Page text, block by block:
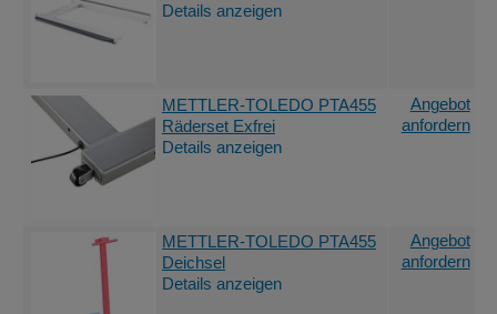
Details anzeigen
METTLER-TOLEDO PTA455
Räderset Exfrei
Details anzeigen
Angebot
anfordern
METTLER-TOLEDO PTA455
Deichsel
Details anzeigen
Angebot
anfordern